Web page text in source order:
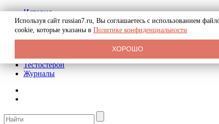
История
Биография
Криминал
Реклама на сайте
Тестостерон
Журналы
Используя сайт russian7.ru, Вы соглашаетесь с использованием
cookie, которые указаны в Политике конфиденциальности
ХОРОШО